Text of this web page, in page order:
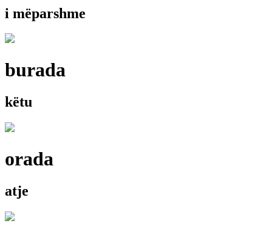
i mëparshme
burada
këtu
orada
atje